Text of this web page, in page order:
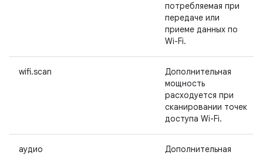
потребляемая при
передаче или
приеме данных по
Wi-Fi.
wifi.scan
Дополнительная
мощность
расходуется при
сканировании точек
доступа Wi-Fi.
аудио
Дополнительная